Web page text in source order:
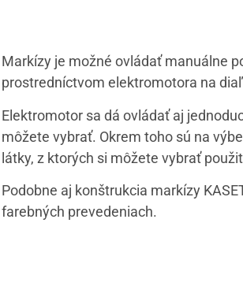
Markízy je možné ovládať manuálne
prostredníctvom elektromotora na
Elektromotor sa dá ovládať aj
môžete vybrať. Okrem toho sú na
látky, z ktorých si môžete vybrať
Podobne aj konštrukcia markízy
farebných prevedeniach.